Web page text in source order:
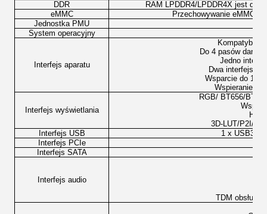
DDR
RAM LPDDR4/LPDDR4X jest
eMMC
Przechowywanie eMMC
Jednostka PMU
System operacyjny
Interfejs aparatu
Do 4 pasów
Jedno
Dwa interfejsy,
Wsparcie do 16
Wspieranie
Interfejs wyświetlania
RGB/ BT656/
3D-LUT/P2I/
Interfejs USB
1 x USB3.0
Interfejs PCIe
Interfejs SATA
Interfejs audio
TDM